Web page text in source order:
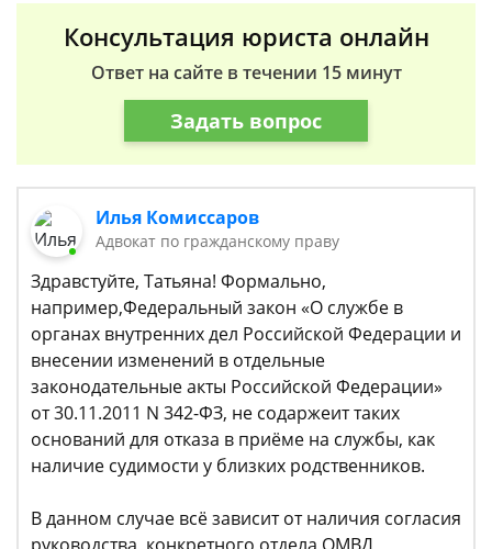
Консультация юриста онлайн
Ответ на сайте в течении 15 минут
Задать вопрос
Илья Комиссаров
Адвокат по гражданскому праву
Здравстуйте, Татьяна! Формально,
например,Федеральный закон «О службе в
органах внутренних дел Российской Федерации и
внесении изменений в отдельные
законодательные акты Российской Федерации»
от 30.11.2011 N 342-ФЗ, не содаржеит таких
оснований для отказа в приёме на службы, как
наличие судимости у близких родственников.
В данном случае всё зависит от наличия согласия